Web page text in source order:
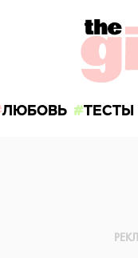
ЛЮБОВЬ ТЕСТЫ